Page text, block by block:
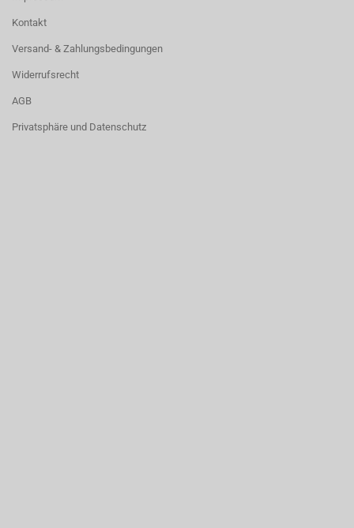
Kontakt
Versand- & Zahlungsbedingungen
Widerrufsrecht
AGB
Privatsphäre und Datenschutz